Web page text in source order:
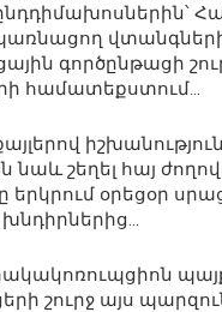
վտանգների
գործընթացի
համատեքստում…
շեղել հայ
երկրում օրեցօր
շուրջ այս